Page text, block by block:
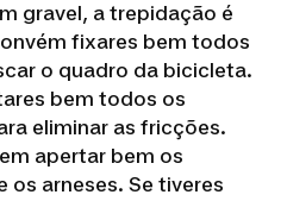
gravel, a trepidação é
fixares bem todos
o quadro da bicicleta.
bem todos os
eliminar as fricções.
apertar bem os
arneses. Se tiveres